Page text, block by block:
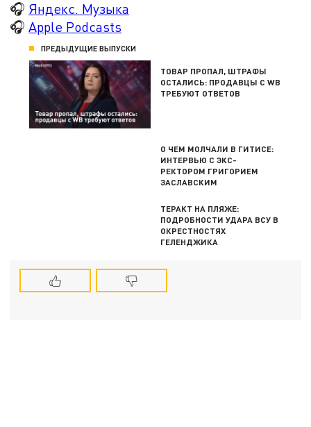
🎧 Яндекс. Музыка
🎧Apple Podcasts
ПРЕДЫДУЩИЕ ВЫПУСКИ
ТОВАР ПРОПАЛ, ШТРАФЫ
ОСТАЛИСЬ: ПРОДАВЦЫ С WB
ТРЕБУЮТ ОТВЕТОВ
О ЧЕМ МОЛЧАЛИ В ГИТИСЕ:
ИНТЕРВЬЮ С ЭКС-
РЕКТОРОМ ГРИГОРИЕМ
ЗАСЛАВСКИМ
ТЕРАКТ НА ПЛЯЖЕ:
ПОДРОБНОСТИ УДАРА ВСУ В
ОКРЕСТНОСТЯХ
ГЕЛЕНДЖИКА